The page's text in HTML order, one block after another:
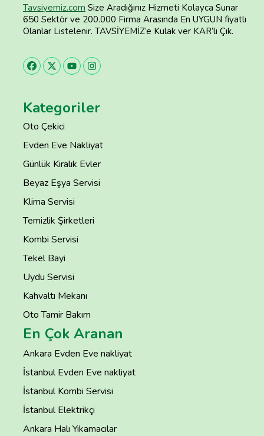
Tavsiyemiz.com Size Aradığınız Hizmeti Kolayca Sunar
650 Sektör ve 200.000 Firma Arasında En UYGUN fiyatlı
Olanlar Listelenir. TAVSİYEMİZ’e Kulak ver KAR’lı Çık.
Kategoriler
Oto Çekici
Evden Eve Nakliyat
Günlük Kiralık Evler
Beyaz Eşya Servisi
Klima Servisi
Temizlik Şirketleri
Kombi Servisi
Tekel Bayi
Uydu Servisi
Kahvaltı Mekanı
Oto Tamir Bakım
En Çok Aranan
Ankara Evden Eve nakliyat
İstanbul Evden Eve nakliyat
İstanbul Kombi Servisi
İstanbul Elektrikçi
Ankara Halı Yıkamacılar